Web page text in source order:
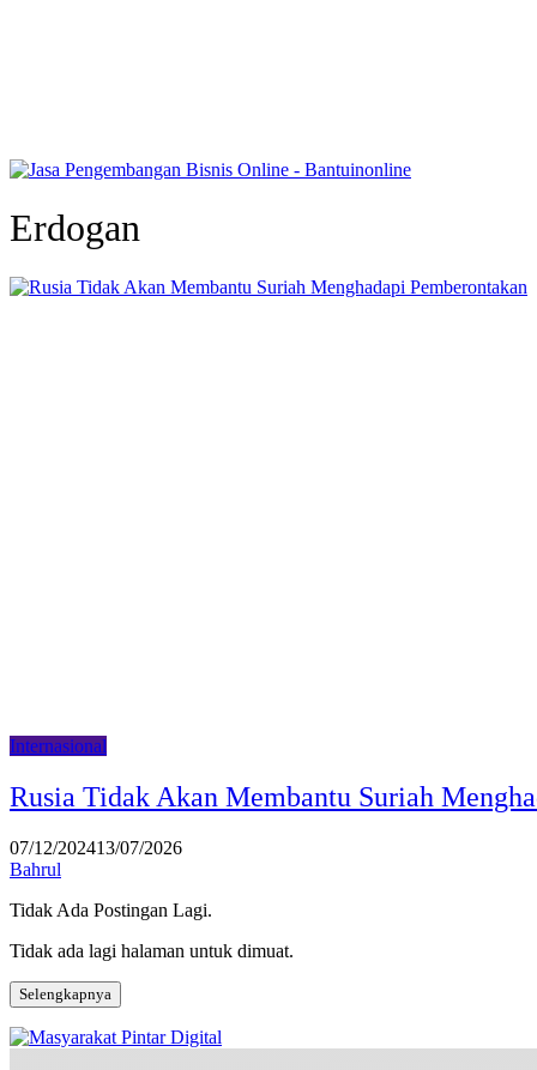
Erdogan
Internasional
Rusia Tidak Akan Membantu Suriah
07/12/202413/07/2026
Bahrul
Tidak Ada Postingan Lagi.
Tidak ada lagi halaman untuk dimuat.
Selengkapnya